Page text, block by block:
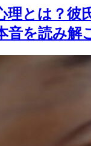
理とは？彼
音を読み解